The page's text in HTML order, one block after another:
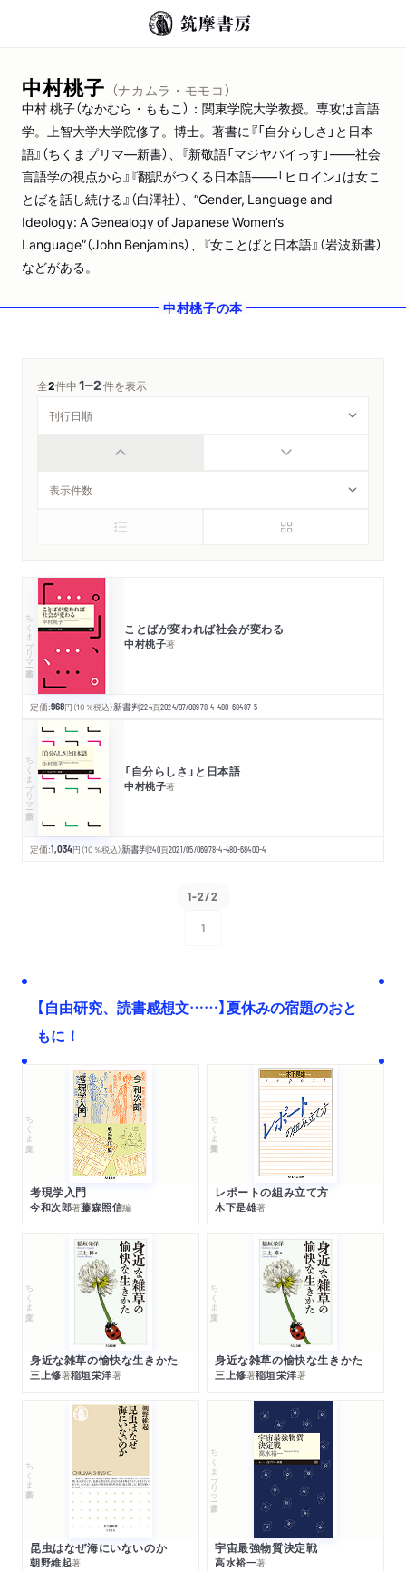
中村桃子 （ナカムラ・モモコ）
中村 桃子（なかむら・ももこ）：関東学院大学教授。専攻は言語
学。上智大学大学院修了。博士。著書に『「自分らしさ」と日本
語』（ちくまプリマ―新書）、『新敬語「マジヤバイっす」――社会
言語学の視点から』『翻訳がつくる日本語――「ヒロイン」は女こ
とばを話し続ける』（白澤社）、“Gender, Language and
Ideology: A Genealogy of Japanese Women’s
Language”（John Benjamins）、『女ことばと日本語』（岩波新書）
などがある。
中村桃子の本
全2件中1─2件を表示
ちくまプリマー新書 ことばが変われば社会が変わる
中村桃子著
定価:968円 （10％税込）新書判224頁2024/07/08978-4-480-68487-5
ちくまプリマー新書 「自分らしさ」と日本語
中村桃子著
定価:1,034円 （10％税込）新書判240頁2021/05/06978-4-480-68400-4
1-2/2
1
【自由研究、読書感想文……】夏休みの宿題のおと
もに！
ちくま文庫
考現学入門
今和次郎著藤森照信編
ちくま学芸文庫
レポートの組み立て方
木下是雄著
ちくま文庫
身近な雑草の愉快な生きかた
三上修著稲垣栄洋著
ちくま文庫
身近な雑草の愉快な生きかた
三上修著稲垣栄洋著
ちくま新書
昆虫はなぜ海にいないのか
朝野維起著
ちくまプリマー新書
宇宙最強物質決定戦
高水裕一著